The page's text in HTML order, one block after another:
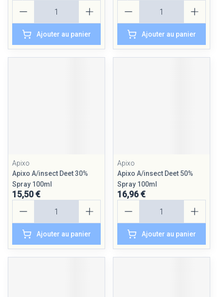
Ajouter au panier Ajouter au panier
Apixo
Apixo A/insect Deet 30%
Spray 100ml
15,50 €
Ajouter au panier
Apixo
Apixo A/insect Deet 50%
Spray 100ml
16,96 €
Ajouter au panier